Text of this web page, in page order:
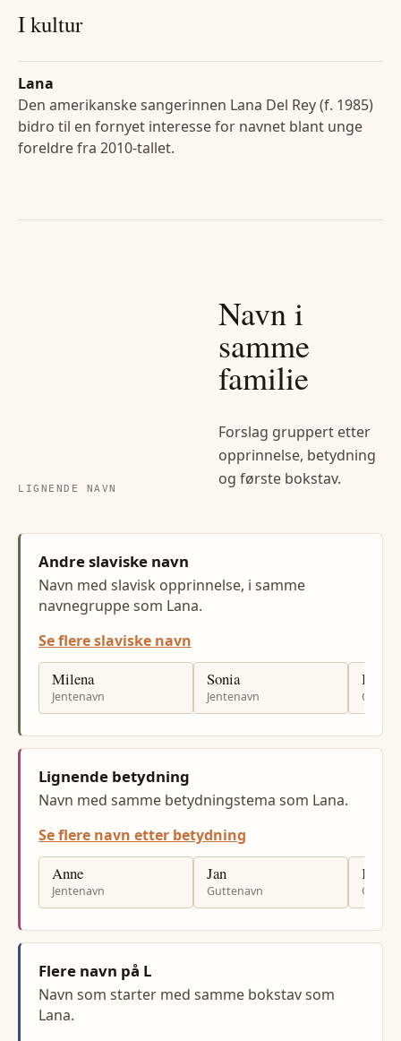
I kultur
Lana
Den amerikanske sangerinnen Lana Del Rey (f. 1985)
bidro til en fornyet interesse for navnet blant unge
foreldre fra 2010-tallet.
LIGNENDE NAVN
Navn i
samme
familie
Forslag gruppert etter
opprinnelse, betydning
og første bokstav.
Andre slaviske navn
Navn med slavisk opprinnelse, i samme
navnegruppe som Lana.
Se flere slaviske navn
Milena
Jentenavn
Sonia
Jentenavn
Lignende betydning
Navn med samme betydningstema som Lana.
Se flere navn etter betydning
Anne
Jentenavn
Jan
Guttenavn
Kjell
Flere navn på L
Navn som starter med samme bokstav som
Lana.